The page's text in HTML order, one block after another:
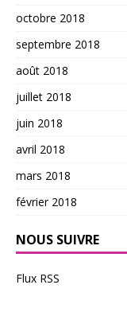
octobre 2018
septembre 2018
août 2018
juillet 2018
juin 2018
avril 2018
mars 2018
février 2018
NOUS SUIVRE
Flux RSS